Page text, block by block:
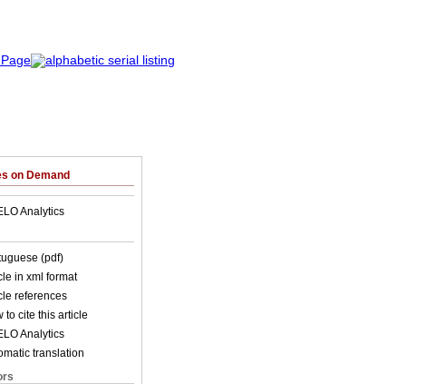
on Demand
Analytics
(pdf)
in xml format
references
to cite this article
Analytics
translation